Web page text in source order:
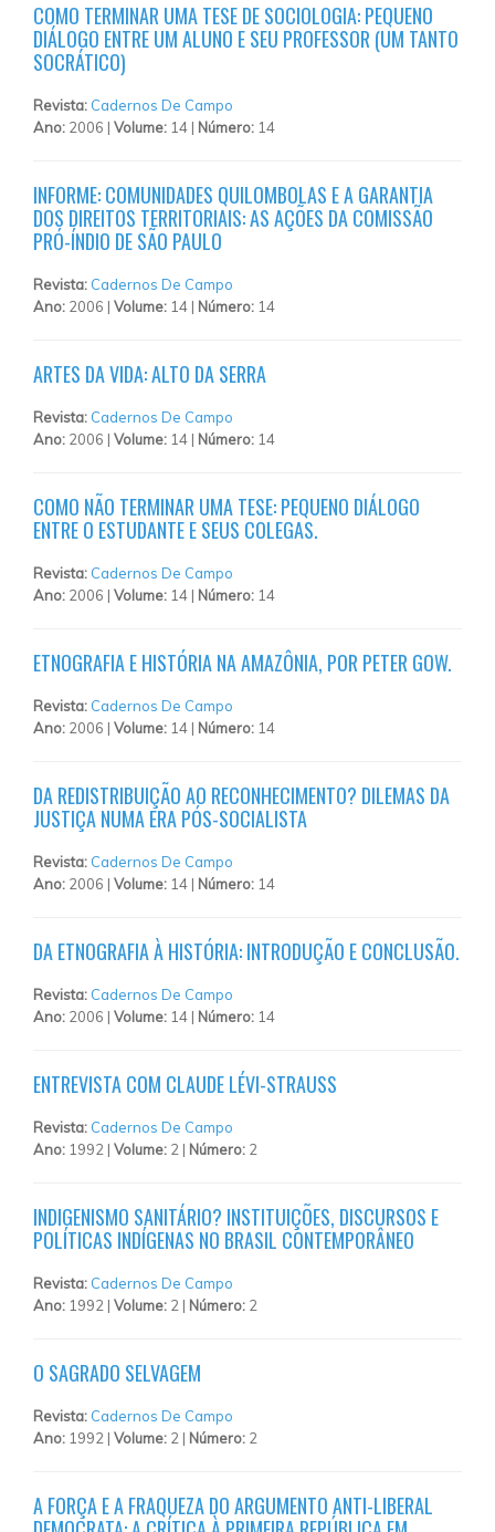
COMO TERMINAR UMA TESE DE SOCIOLOGIA: PEQUENO
DIÁLOGO ENTRE UM ALUNO E SEU PROFESSOR (UM TANTO
SOCRÁTICO)
Revista: Cadernos De Campo
Ano: 2006 | Volume: 14 | Número: 14
INFORME: COMUNIDADES QUILOMBOLAS E A GARANTIA
DOS DIREITOS TERRITORIAIS: AS AÇÕES DA COMISSÃO
PRÓ-ÍNDIO DE SÃO PAULO
Revista: Cadernos De Campo
Ano: 2006 | Volume: 14 | Número: 14
ARTES DA VIDA: ALTO DA SERRA
Revista: Cadernos De Campo
Ano: 2006 | Volume: 14 | Número: 14
COMO NÃO TERMINAR UMA TESE: PEQUENO DIÁLOGO
ENTRE O ESTUDANTE E SEUS COLEGAS.
Revista: Cadernos De Campo
Ano: 2006 | Volume: 14 | Número: 14
ETNOGRAFIA E HISTÓRIA NA AMAZÔNIA, POR PETER GOW.
Revista: Cadernos De Campo
Ano: 2006 | Volume: 14 | Número: 14
DA REDISTRIBUIÇÃO AO RECONHECIMENTO? DILEMAS DA
JUSTIÇA NUMA ERA PÓS-SOCIALISTA
Revista: Cadernos De Campo
Ano: 2006 | Volume: 14 | Número: 14
DA ETNOGRAFIA À HISTÓRIA: INTRODUÇÃO E CONCLUSÃO.
Revista: Cadernos De Campo
Ano: 2006 | Volume: 14 | Número: 14
ENTREVISTA COM CLAUDE LÉVI-STRAUSS
Revista: Cadernos De Campo
Ano: 1992 | Volume: 2 | Número: 2
INDIGENISMO SANITÁRIO? INSTITUIÇÕES, DISCURSOS E
POLÍTICAS INDÍGENAS NO BRASIL CONTEMPORÂNEO
Revista: Cadernos De Campo
Ano: 1992 | Volume: 2 | Número: 2
O SAGRADO SELVAGEM
Revista: Cadernos De Campo
Ano: 1992 | Volume: 2 | Número: 2
A FORÇA E A FRAQUEZA DO ARGUMENTO ANTI-LIBERAL